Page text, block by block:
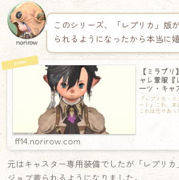
norirow
このシリーズ、「レプリカ」版
られるようになったから本当に
【ミラプ
ャレ軍服『
ーツ・キャ
『レプリカ・
ート』これ、本
これは元々あ
ff14.norirow.com
元はキャスター専用装備でしたが「レプリ